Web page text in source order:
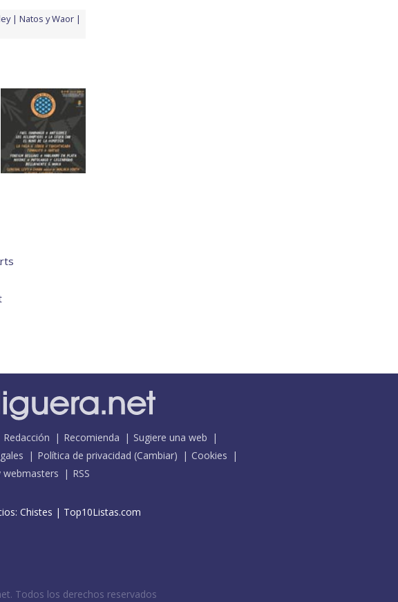
Natos y Waor
Redacción Recomienda
Sugiere una web
Política de privacidad (Cambiar)
Cookies
webmasters
RSS
Chistes | Top10Listas.com
Todos los derechos reservados